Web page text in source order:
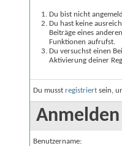
Du bist nicht
Du hast keine
Beiträge eines
Funktionen aufrufst.
Du versuchst einen
Aktivierung deiner
Du musst registriert sein,
Anmelden
Benutzername: